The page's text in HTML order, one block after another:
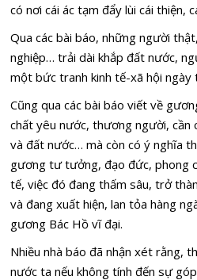
có nơi cái ác tạm đẩy lùi cái thiện,
Qua các bài báo, những người
nghiệp… trải dài khắp đất nước,
một bức tranh kinh tế-xã hội ngày
Cũng qua các bài báo viết về
chất yêu nước, thương người, cần
và đất nước… mà còn có ý nghĩa
gương tư tưởng, đạo đức, phong
tế, việc đó đang thấm sâu, trở
và đang xuất hiện, lan tỏa hàng
gương Bác Hồ vĩ đại.
Nhiều nhà báo đã nhận xét rằng,
nước ta nếu không tính đến sự